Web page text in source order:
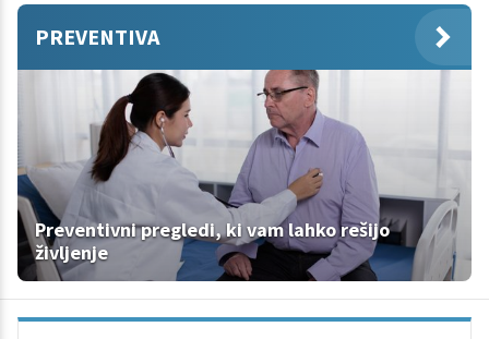
PREVENTIVA
Preventivni pregledi, ki vam lahko rešijo
življenje